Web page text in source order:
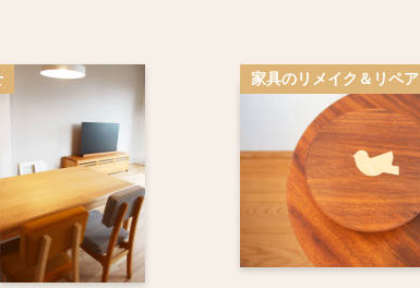
家具のリメイク＆リペア